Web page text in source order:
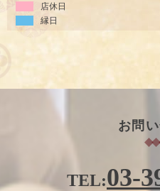
店休日
縁日
お問
TEL:03-